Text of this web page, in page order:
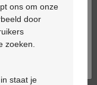
In winkelmandje
binnen 2
ons om onze
door
zoeken.
staat je